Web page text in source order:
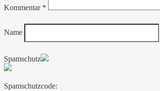
Kommentar *
Name
Spamschutz
Spamschutzcode: